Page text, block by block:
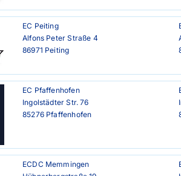
EC Peiting
Alfons Peter Straße 4
86971 Peiting
EC Pfaffenhofen
Ingolstädter Str. 76
85276 Pfaffenhofen
ECDC Memmingen